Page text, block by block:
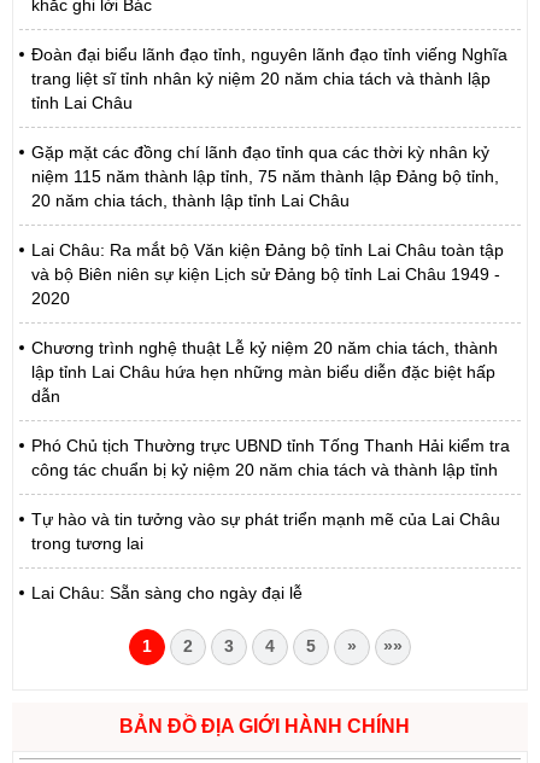
khắc ghi lời Bác
Đoàn đại biểu lãnh đạo tỉnh, nguyên lãnh đạo tỉnh viếng Nghĩa
trang liệt sĩ tỉnh nhân kỷ niệm 20 năm chia tách và thành lập
tỉnh Lai Châu
Gặp mặt các đồng chí lãnh đạo tỉnh qua các thời kỳ nhân kỷ
niệm 115 năm thành lập tỉnh, 75 năm thành lập Đảng bộ tỉnh,
20 năm chia tách, thành lập tỉnh Lai Châu
Lai Châu: Ra mắt bộ Văn kiện Đảng bộ tỉnh Lai Châu toàn tập
và bộ Biên niên sự kiện Lịch sử Đảng bộ tỉnh Lai Châu 1949 -
2020
Chương trình nghệ thuật Lễ kỷ niệm 20 năm chia tách, thành
lập tỉnh Lai Châu hứa hẹn những màn biểu diễn đặc biệt hấp
dẫn
Phó Chủ tịch Thường trực UBND tỉnh Tống Thanh Hải kiểm tra
công tác chuẩn bị kỷ niệm 20 năm chia tách và thành lập tỉnh
Tự hào và tin tưởng vào sự phát triển mạnh mẽ của Lai Châu
trong tương lai
Lai Châu: Sẵn sàng cho ngày đại lễ
1 2 3 4 5 » »»
BẢN ĐỒ ĐỊA GIỚI HÀNH CHÍNH